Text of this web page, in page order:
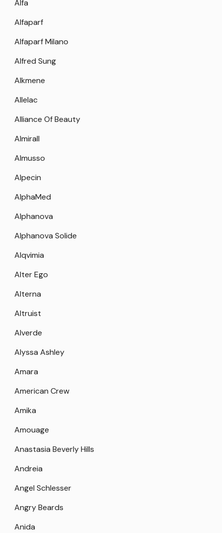
Alfa
Alfaparf
Alfaparf Milano
Alfred Sung
Alkmene
Allelac
Alliance Of Beauty
Almirall
Almusso
Alpecin
AlphaMed
Alphanova
Alphanova Solide
Alqvimia
Alter Ego
Alterna
Altruist
Alverde
Alyssa Ashley
Amara
American Crew
Amika
Amouage
Anastasia Beverly Hills
Andreia
Angel Schlesser
Angry Beards
Anida